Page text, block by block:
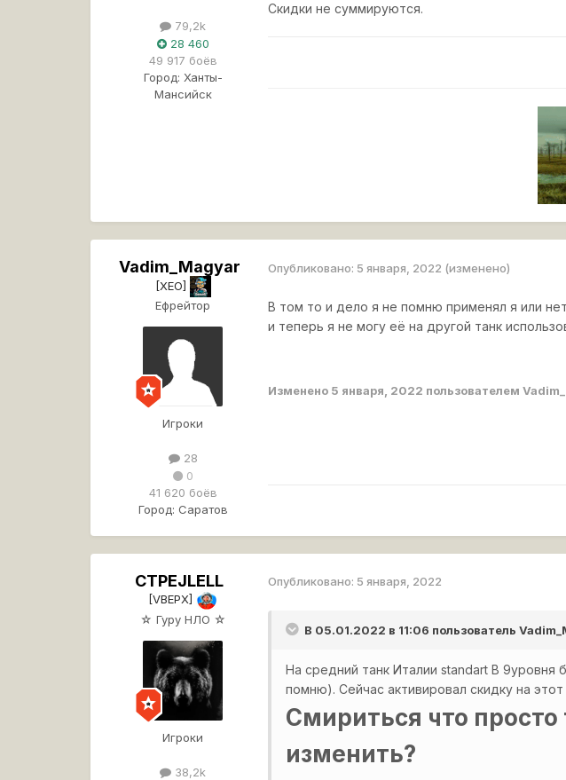
79,2k
28 460
49 917 боёв
Город: Ханты-
Мансийск
Скидки не суммируются.
Vadim_Magyar
[XEO]
Ефрейтор
Игроки
28
0
41 620 боёв
Город: Саратов
Опубликовано: 5 января, 2022 (изменено)
В том то и дело я не помню применял я или
и теперь я не могу её на другой танк
Изменено 5 января, 2022 пользователем
CTPEJLELL
[VBEPX]
☆ Гуру НЛО ☆
Игроки
38,2k
Опубликовано: 5 января, 2022
В 05.01.2022 в 11:06 пользователь
На средний танк Италии standart B 9уровня
помню). Сейчас активировал скидку на
Смириться что просто
изменить?